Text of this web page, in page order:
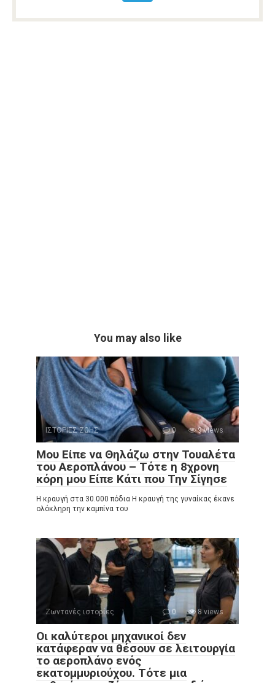
You may also like
ΙΣΤΟΡΙΕΣ ΖΩΗΣ 0 9 views
Μου Είπε να Θηλάζω στην Τουαλέτα
του Αεροπλάνου – Τότε η 8χρονη
κόρη μου Είπε Κάτι που Την Σίγησε
Η κραυγή στα 30.000 πόδια Η κραυγή της γυναίκας έκανε
ολόκληρη την καμπίνα του
Ζωντανές ιστορίες 0 8 views
Οι καλύτεροι μηχανικοί δεν
κατάφεραν να θέσουν σε λειτουργία
το αεροπλάνο ενός
εκατομμυριούχου. Τότε μια